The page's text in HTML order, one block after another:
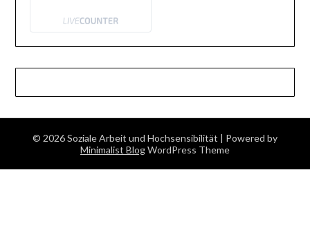
© 2026 Soziale Arbeit und Hochsensibilität | Powered by
Minimalist BlogWordPress Theme